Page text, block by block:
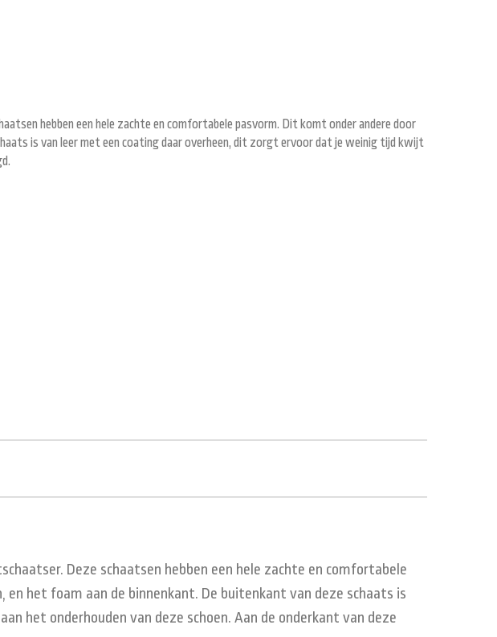
hebben een hele zachte en comfortabele pasvorm. Dit komt onder andere door
is van leer met een coating daar overheen, dit zorgt ervoor dat je weinig tijd kwijt
Deze schaatsen hebben een hele zachte en comfortabele
het foam aan de binnenkant. De buitenkant van deze schaats is
het onderhouden van deze schoen. Aan de onderkant van deze